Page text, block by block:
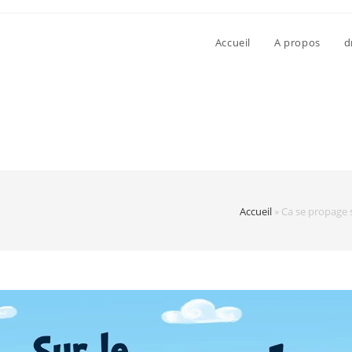
Accueil A propos
Accueil » Ca se